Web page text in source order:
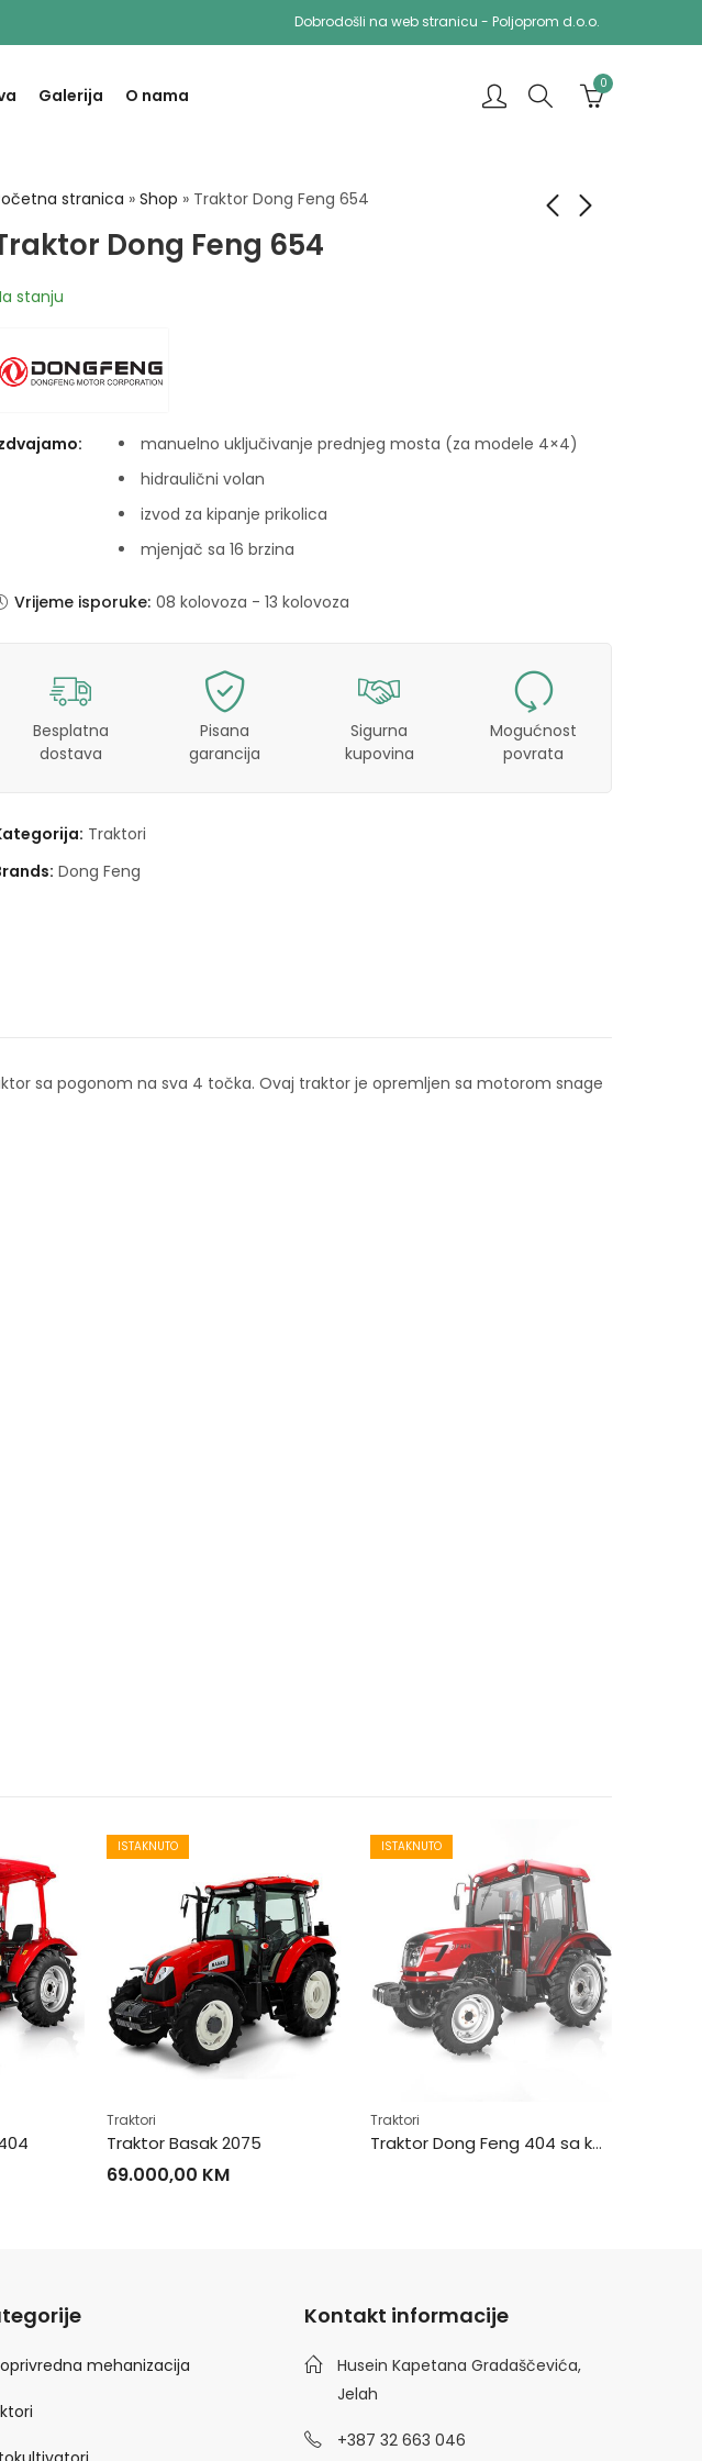
Dobrodošli na web stranicu - Poljoprom d.o.o.
Galerija O nama
0
stranica » Shop » Traktor Dong Feng 654
Dong Feng 654
stanju
manuelno uključivanje prednjeg mosta (za modele 4×4)
hidraulični volan
izvod za kipanje prikolica
mjenjač sa 16 brzina
Vrijeme isporuke: 08 kolovoza - 13 kolovoza
Besplatna
dostava
Pisana
garancija
Sigurna
kupovina
Mogućnost
povrata
Traktori
Dong Feng
sa pogonom na sva 4 točka. Ovaj traktor je opremljen sa motorom snage
ISTAKNUTO
Traktori
Traktor Basak 2075
69.000,00 KM
ISTAKNUTO
Traktori
Traktor Dong Feng 404 sa kabinom
mehanizacija
Kontakt informacije
Husein Kapetana Gradaščevića,
Jelah
+387 32 663 046